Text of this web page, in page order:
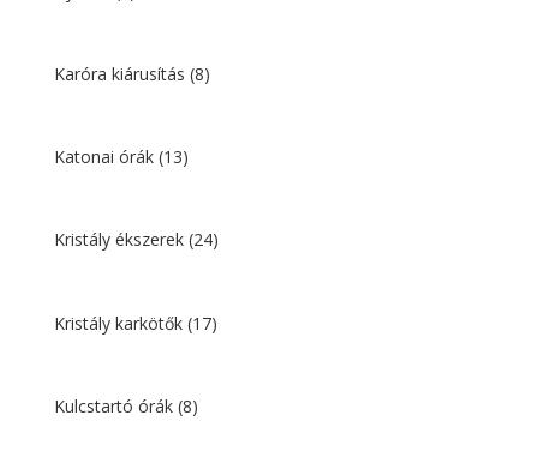
Karóra kiárusítás (8)
Katonai órák (13)
Kristály ékszerek (24)
Kristály karkötők (17)
Kulcstartó órák (8)